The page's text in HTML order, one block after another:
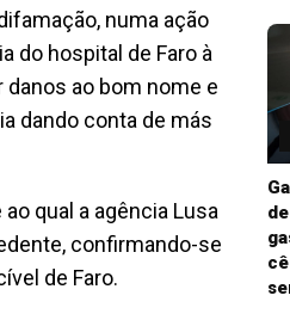
numa ação
do hospital de Faro à
ao bom nome e
dando conta de más
qual a agência Lusa
confirmando-se
de Faro.